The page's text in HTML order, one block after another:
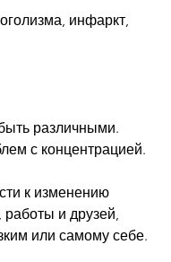
инфаркт,
различными.
с концентрацией.
к изменению
и друзей,
или самому себе.